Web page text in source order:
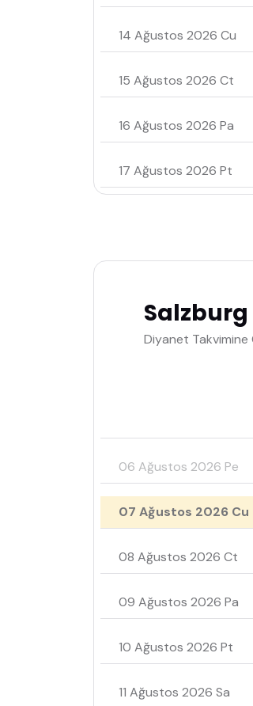
14 Ağustos 2026 Cu
15 Ağustos 2026 Ct
16 Ağustos 2026 Pa
17 Ağustos 2026 Pt
Diyanet
06 Ağustos 2026 Pe
07 Ağustos 2026 Cu
08 Ağustos 2026 Ct
09 Ağustos 2026 Pa
10 Ağustos 2026 Pt
11 Ağustos 2026 Sa